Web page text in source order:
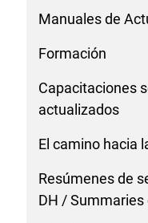
Manuales de
Formación
Capacitaciones
actualizados
El camino hacia
Resúmenes de
DH /